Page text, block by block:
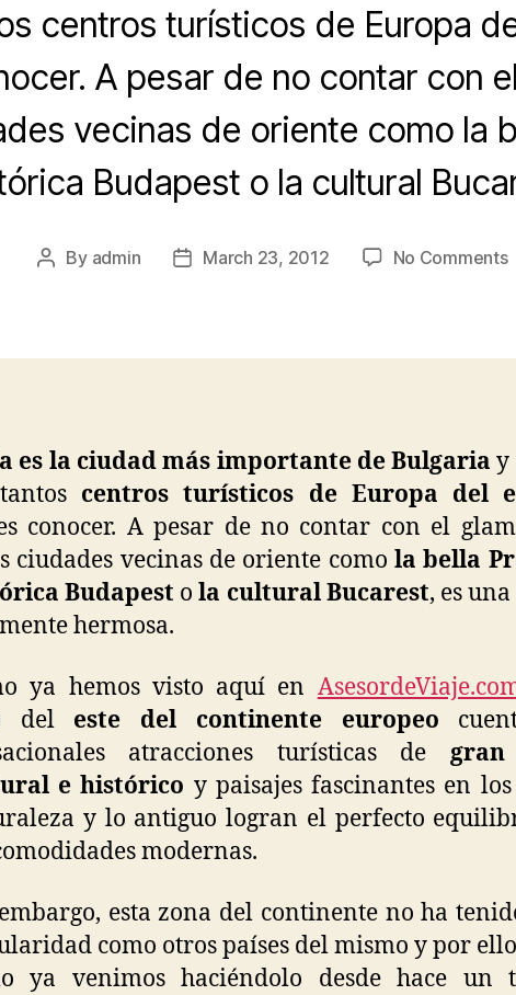
centros turísticos de Europa
A pesar de no contar con
vecinas de oriente como la
Budapest o la cultural
Post
By admin
PostMarch 23, 2012 No Commentson
es la ciudad más importante de Bulgaria y
centros turísticos de Europa del
conocer. A pesar de no contar con el
ciudades vecinas de oriente como la bella
Budapest ola cultural Bucarest, es
hermosa.
ya hemos visto aquí en
del este del continente europeo
atracciones turísticas de
e histórico y paisajes fascinantes en
y lo antiguo logran el perfecto
modernas.
esta zona del continente no ha
como otros países del mismo y por
ya venimos haciéndolo desde hace un